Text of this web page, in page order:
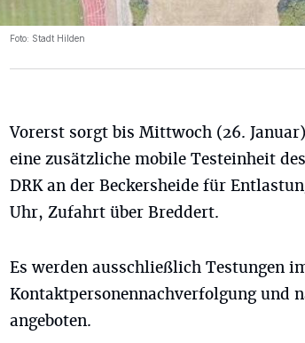
Foto: Stadt Hilden
Vorerst sorgt bis Mittwoch (26. Januar)
eine zusätzliche mobile Testeinheit des
DRK an der Beckersheide für
Uhr, Zufahrt über Breddert.
Es werden ausschließlich Testungen
Kontaktpersonennachverfolgung und
angeboten.